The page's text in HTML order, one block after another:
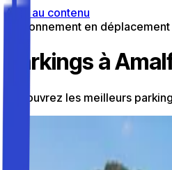
Aller au contenu
Stationnement en déplacement
Parkings à
Découvrez les meilleurs